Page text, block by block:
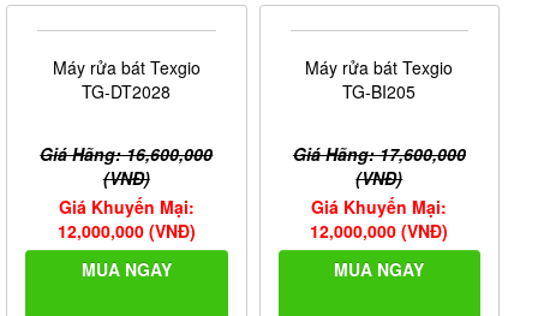
Máy rửa bát Texgio
TG-DT2028
Giá Hãng: 16,600,000
(VNĐ)
Giá Khuyến Mại:
12,000,000 (VNĐ)
MUA NGAY
Máy rửa bát Texgio
TG-BI205
Giá Hãng: 17,600,000
(VNĐ)
Giá Khuyến Mại:
12,000,000 (VNĐ)
MUA NGAY